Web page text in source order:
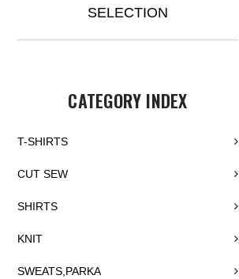
SELECTION
CATEGORY INDEX
T-SHIRTS
CUT SEW
SHIRTS
KNIT
SWEATS,PARKA